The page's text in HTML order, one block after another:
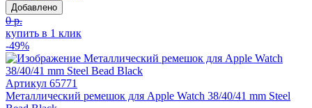
Добавлено
0 р.
купить в 1 клик
-49%
Артикул 65771
Металлический ремешок для Apple Watch 38/40/41 mm Steel